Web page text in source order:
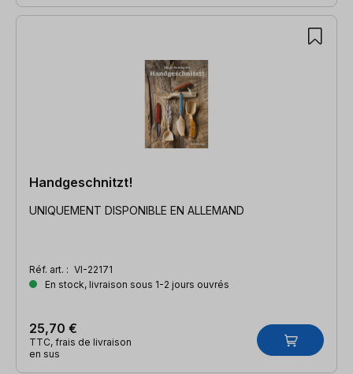
Handgeschnitzt!
UNIQUEMENT DISPONIBLE EN ALLEMAND
Réf. art. : VI-22171
En stock, livraison sous 1-2 jours ouvrés
25,70 €
TTC, frais de livraison
en sus